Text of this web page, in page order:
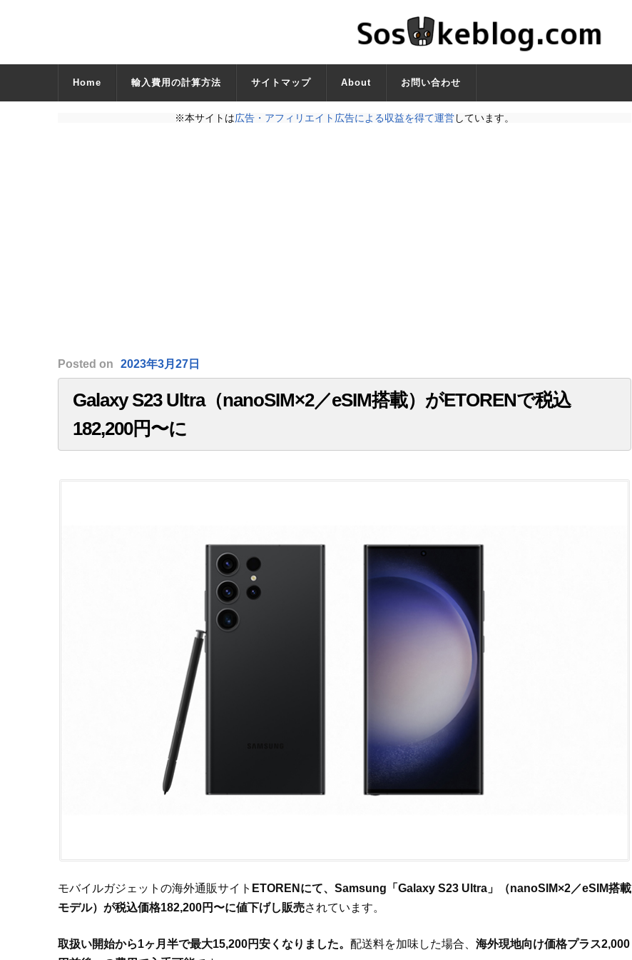
Home 輸入費用の計算方法 サイトマップ About お問い合わせ
※本サイトは広告・アフィリエイト広告による収益を得て運営しています。
Posted on 2023年3月27日
Galaxy S23 Ultra（nanoSIM×2／eSIM搭載）がETORENで税込
182,200円〜に
モバイルガジェットの海外通販サイト ETORENにて、Samsung「Galaxy S23 Ultra」（nanoSIM×2／eSIM搭載
モデル）が税込価格182,200円〜に値下げし販売されています。
取扱い開始から1ヶ月半で最大15,200円安くなりました。 配送料を加味した場合、 海外現地向け価格プラス2,000